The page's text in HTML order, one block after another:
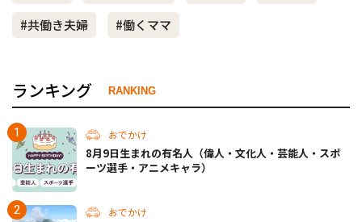
#共働き夫婦
#働くママ
ランキング RANKING
おでかけ
8月9日生まれの有名人（偉人・文化人・芸能人・スポ
ーツ選手・アニメキャラ）
おでかけ